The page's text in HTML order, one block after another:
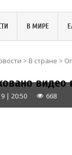
В МИРЕ
> В стране >
видео
| 20:50 668